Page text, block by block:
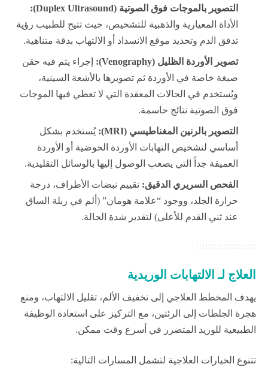
التصوير بالموجات فوق الصوتية (Duplex Ultrasound):
الأداة المعيارية والذهبية للتشخيص، حيث تتيح للطبيب رؤية
تدفق الدم وتحديد موقع الانسداد أو الالتهاب بدقة متناهية.
تصوير الأوردة الظليل (Venography):
إجراء يتم فيه حقن
صبغة خاصة في الأوردة ثم تصويرها بالأشعة السينية،
ويُستخدم في الحالات المعقدة التي لا تعطي فيها الموجات
فوق الصوتية نتائج حاسمة.
التصوير بالرنين المغناطيسي (MRI):
يُستخدم بشكل
أساسي لتشخيص التهابات الأوردة الحوضية أو الأوردة
العميقة جداً التي يصعب الوصول إليها بالوسائل التقليدية.
الفحص السريري الدقيق: تقييم نبضات الأطراف، درجة
حرارة الجلد، ووجود “علامة هومان” (ألم في ربلة الساق
عند ثني القدم للأعلى) لتقدير شدة الحالة.
العلاج لـ الالتهابات الوريدية
يهدف المخطط العلاجي إلى تخفيف الألم، تقليل الالتهاب، ومنع
هجرة الجلطات إلى الرئتين، مع التركيز على استعادة الوظيفة
الطبيعية للوريد المتضرر في أسرع وقت ممكن.
تتنوع الخيارات العلاجية لتشمل المسارات التالية: